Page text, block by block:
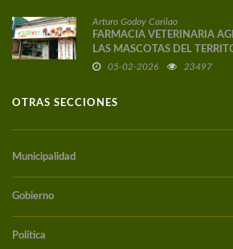
Arturo Godoy Carilao
FARMACIA VETERINARIA
LAS MASCOTAS DEL
05-02-2026 23497
OTRAS SECCIONES
Municipalidad
Gobierno
Política